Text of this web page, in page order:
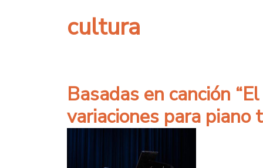
cultura
Basadas en canción
variaciones para piano